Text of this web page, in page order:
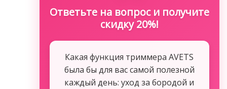
Ответьте на вопрос и получите
скидку 20%!
Какая функция триммера AVETS
была бы для вас самой полезной
каждый день: уход за бородой и